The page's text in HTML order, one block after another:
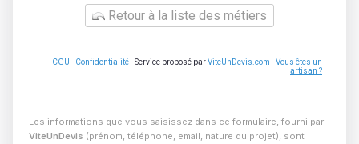
Retour à la liste des métiers
CGU - Confidentialité- Service proposé parViteUnDevis.com -Vous êtes un
artisan ?
Les informations que vous saisissez dans ce formulaire, fourni par
ViteUnDevis (prénom, téléphone, email, nature du projet), sont